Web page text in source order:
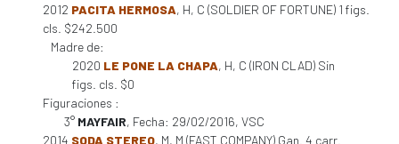
2012 PACITA HERMOSA, H, C (SOLDIER OF FORTUNE) 1 figs.
cls. $242.500
Madre de:
2020 LE PONE LA CHAPA, H, C (IRON CLAD) Sin
figs. cls. $0
Figuraciones :
3° MAYFAIR, Fecha: 29/02/2016, VSC
2014 SODA STEREO, M, M (FAST COMPANY) Gan. 4 carr.